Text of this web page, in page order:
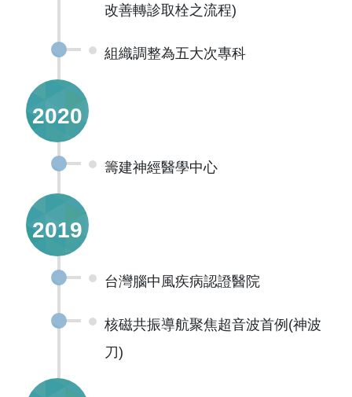
改善轉診取栓之流程)
組織調整為五大次專科
2020
籌建神經醫學中心
2019
台灣腦中風疾病認證醫院
核磁共振導航聚焦超音波首例(神波
刀)